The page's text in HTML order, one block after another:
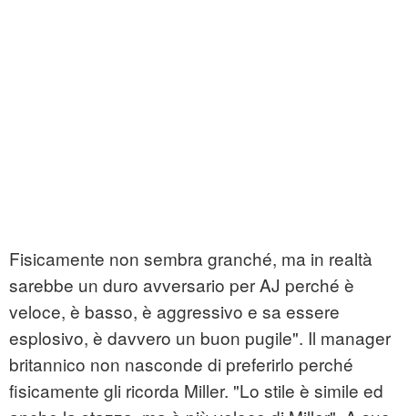
Fisicamente non sembra granché, ma in realtà
sarebbe un duro avversario per AJ perché è
veloce, è basso, è aggressivo e sa essere
esplosivo, è davvero un buon pugile". Il manager
britannico non nasconde di preferirlo perché
fisicamente gli ricorda Miller. "Lo stile è simile ed